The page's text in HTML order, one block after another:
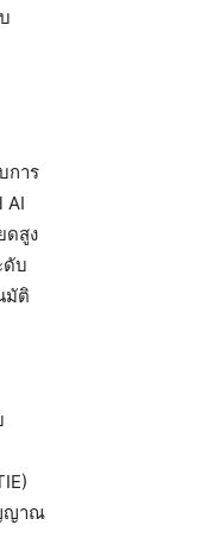
การ
AI
ดสูง
ดับ
มัติ
ญาณ